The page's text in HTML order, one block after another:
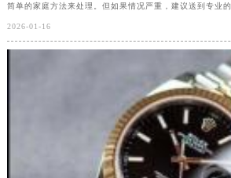
简单的家庭方法来处理。但如果情况严重，建议送到专业
2026-01-16